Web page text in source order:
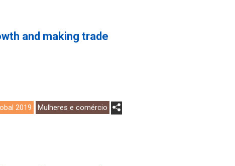
and making trade
2019 Mulheres e comércio